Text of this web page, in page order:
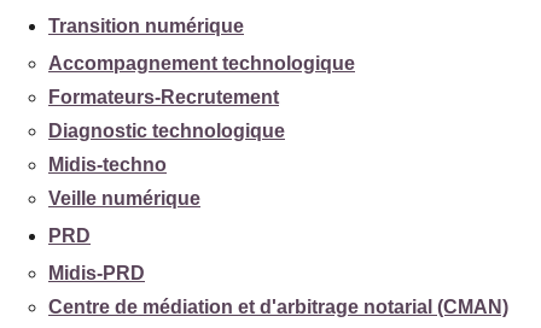
Transition numérique
Accompagnement technologique
Formateurs-Recrutement
Diagnostic technologique
Midis-techno
Veille numérique
PRD
Midis-PRD
Centre de médiation et d'arbitrage notarial (CMAN)